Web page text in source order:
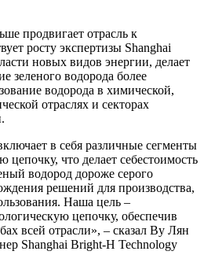
продвигает отрасль к
росту экспертизы Shanghai
новых видов энергии, делает
зеленого водорода более
водорода в химической,
отраслях и секторах
в себя различные сегменты
что делает себестоимость
водород дороже серого
решений для производства,
Наша цель –
цепочку, обеспечив
всей отрасли», – сказал Ву Лян
Shanghai Bright-H Technology